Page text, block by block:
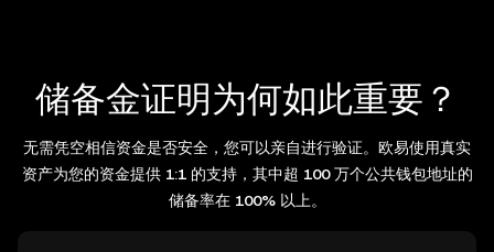
储备金证明为何如此重要？
无需凭空相信资金是否安全，您可以亲自进行验证。欧易使用真实
资产为您的资金提供 1:1 的支持，其中超 100 万个公共钱包地址的
储备率在 100% 以上。